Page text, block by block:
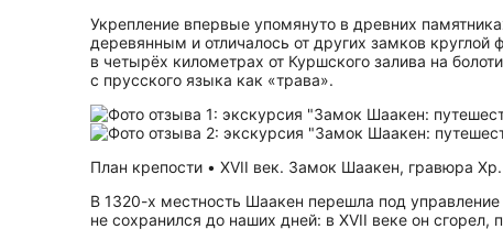
Укрепление впервые упомянуто в древних
деревянным и отличалось от других замков
в четырёх километрах от Куршского залива на
с прусского языка как «трава».
План крепости • XVII век. Замок Шаакен, гравюра
В 1320-х местность Шаакен перешла под
не сохранился до наших дней: в XVII веке он